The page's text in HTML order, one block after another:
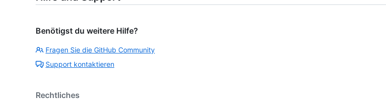
Benötigst du weitere Hilfe?
Fragen Sie die GitHub Community
Support kontaktieren
Rechtliches